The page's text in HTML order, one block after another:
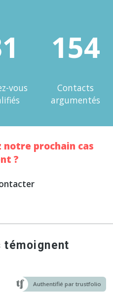
154
vous
Contacts
argumentés
notre prochain cas
?
Authentifié par trustfolio